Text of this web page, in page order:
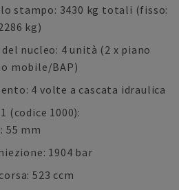
stampo: 3430 kg totali (fisso:
kg)
nucleo: 4 unità (2 x piano
mobile/BAP)
4 volte a cascata idraulica
(codice 1000):
55 mm
1904 bar
523 ccm